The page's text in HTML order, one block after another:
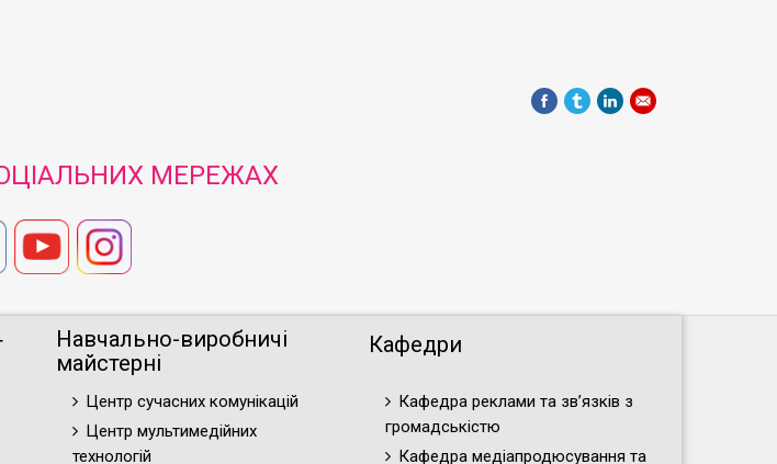
МЕРЕЖАХ
Навчально-виробничі
майстерні
Центр сучасних комунікацій
Центр мультимедійних
технологій
Кафедри
Кафедра реклами та зв’язків з
громадськістю
Кафедра медіапродюсування та